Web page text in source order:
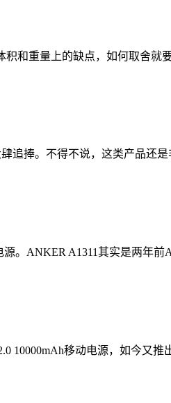
和重量上的缺点，如何取舍就
追捧。不得不说，这类产品还
源。ANKER A1311其实是两年前
10000mAh移动电源，如今又推